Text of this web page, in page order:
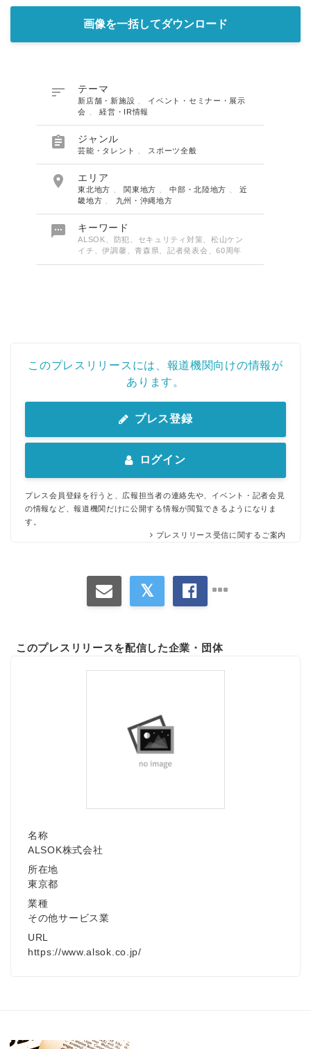
画像を一括してダウンロード
 テーマ
新店舗・新施設
イベント・セミナー・展示
会
、経営・IR情報
 ジャンル
芸能・タレント スポーツ全般
 エリア
東北地方 、関東地方 、中部・北陸地方 、近
畿地方
九州・沖縄地方
 キーワード
ALSOK、防犯、セキュリティ対策、松山ケン
イチ、伊調馨、青森県、記者発表会、60周年
このプレスリリースには、報道機関向けの情報が
あります。
プレス登録
ログイン
プレス会員登録を行うと、広報担当者の連絡先や、イベント・記者会見
の情報など、報道機関だけに公開する情報が閲覧できるようになりま
す。
プレスリリース受信に関するご案内
このプレスリリースを配信した企業・団体
名称
ALSOK株式会社
所在地
東京都
業種
その他サービス業
URL
https://www.alsok.co.jp/